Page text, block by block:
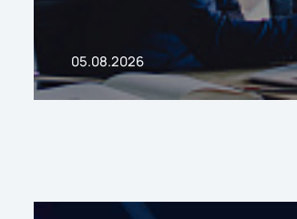
05.08.2026